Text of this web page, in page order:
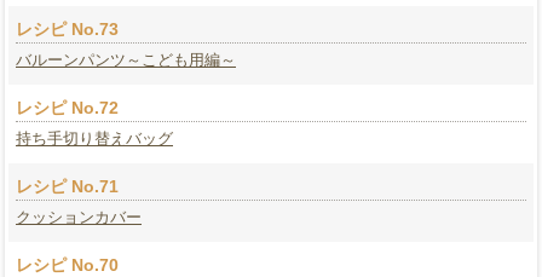
レシピ No.73
バルーンパンツ～こども用編～
レシピ No.72
持ち手切り替えバッグ
レシピ No.71
クッションカバー
レシピ No.70